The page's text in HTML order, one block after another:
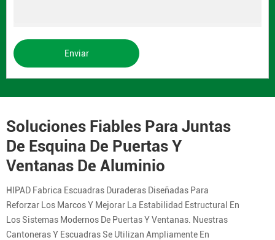
Enviar
Soluciones Fiables Para Juntas
De Esquina De Puertas Y
Ventanas De Aluminio
HIPAD Fabrica Escuadras Duraderas Diseñadas Para
Reforzar Los Marcos Y Mejorar La Estabilidad Estructural En
Los Sistemas Modernos De Puertas Y Ventanas. Nuestras
Cantoneras Y Escuadras Se Utilizan Ampliamente En